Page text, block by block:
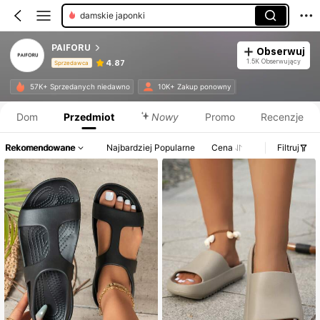
klapki damskie
PAIFORU
Sprzedawca 4.87
Obserwuj
1.5K Obserwujący
57K+ Sprzedanych niedawno 10K+ Zakup ponowny
Dom Przedmiot Nowy Promo Recenzje
Rekomendowane Najbardziej Popularne Cena Filtruj